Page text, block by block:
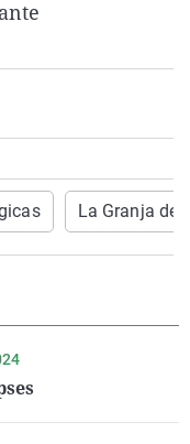
La rosa de los vientos
Caso
Operación Viuda
Extremadura
Navarra
Virales
La Granja de